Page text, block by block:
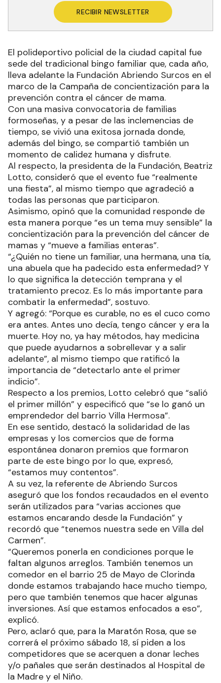
RECIBIR NEWSLETTER
El polideportivo policial de la ciudad capital fue
sede del tradicional bingo familiar que, cada año,
lleva adelante la Fundación Abriendo Surcos en el
marco de la Campaña de concientización para la
prevención contra el cáncer de mama.
Con una masiva convocatoria de familias
formoseñas, y a pesar de las inclemencias de
tiempo, se vivió una exitosa jornada donde,
además del bingo, se compartió también un
momento de calidez humana y disfrute.
Al respecto, la presidenta de la Fundación, Beatriz
Lotto, consideró que el evento fue “realmente
una fiesta”, al mismo tiempo que agradeció a
todas las personas que participaron.
Asimismo, opinó que la comunidad responde de
esta manera porque “es un tema muy sensible” la
concientización para la prevención del cáncer de
mamas y “mueve a familias enteras”.
“¿Quién no tiene un familiar, una hermana, una tía,
una abuela que ha padecido esta enfermedad? Y
lo que significa la detección temprana y el
tratamiento precoz. Es lo más importante para
combatir la enfermedad”, sostuvo.
Y agregó: “Porque es curable, no es el cuco como
era antes. Antes uno decía, tengo cáncer y era la
muerte. Hoy no, ya hay métodos, hay medicina
que puede ayudarnos a sobrellevar y a salir
adelante”, al mismo tiempo que ratificó la
importancia de “detectarlo ante el primer
indicio”.
Respecto a los premios, Lotto celebró que “salió
el primer millón” y especificó que “se lo ganó un
emprendedor del barrio Villa Hermosa”.
En ese sentido, destacó la solidaridad de las
empresas y los comercios que de forma
espontánea donaron premios que formaron
parte de este bingo por lo que, expresó,
“estamos muy contentos”.
A su vez, la referente de Abriendo Surcos
aseguró que los fondos recaudados en el evento
serán utilizados para “varias acciones que
estamos encarando desde la Fundación” y
recordó que “tenemos nuestra sede en Villa del
Carmen”.
“Queremos ponerla en condiciones porque le
faltan algunos arreglos. También tenemos un
comedor en el barrio 25 de Mayo de Clorinda
donde estamos trabajando hace mucho tiempo,
pero que también tenemos que hacer algunas
inversiones. Así que estamos enfocados a eso”,
explicó.
Pero, aclaró que, para la Maratón Rosa, que se
correrá el próximo sábado 18, sí piden a los
competidores que se acerquen a donar leches
y/o pañales que serán destinados al Hospital de
la Madre y el Niño.